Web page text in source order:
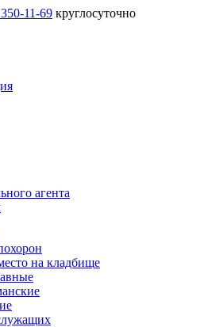
11-69 круглосуточно
агента
на кладбище